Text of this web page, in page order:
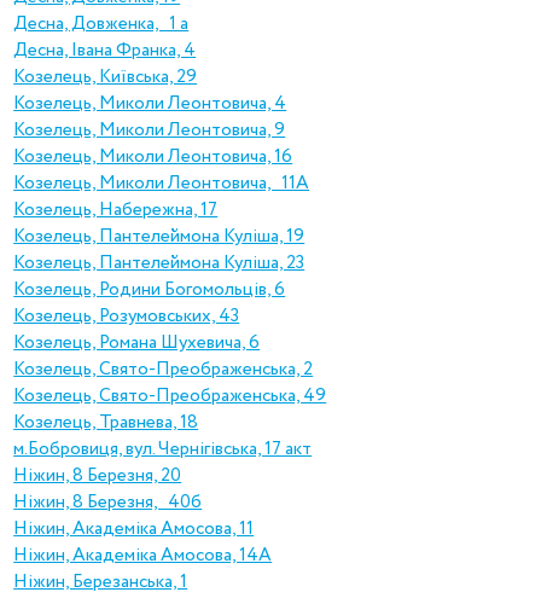
Десна, Довженка, 1 а
Десна, Івана Франка, 4
Козелець, Київська, 29
Козелець, Миколи Леонтовича, 4
Козелець, Миколи Леонтовича, 9
Козелець, Миколи Леонтовича, 16
Козелець, Миколи Леонтовича, 11А
Козелець, Набережна, 17
Козелець, Пантелеймона Куліша, 19
Козелець, Пантелеймона Куліша, 23
Козелець, Родини Богомольців, 6
Козелець, Розумовських, 43
Козелець, Романа Шухевича, 6
Козелець, Свято-Преображенська, 2
Козелець, Свято-Преображенська, 49
Козелець, Травнева, 18
м.Бобровиця, вул. Чернігівська, 17 акт
Ніжин, 8 Березня, 20
Ніжин, 8 Березня, 40б
Ніжин, Академіка Амосова, 11
Ніжин, Академіка Амосова, 14А
Ніжин, Березанська, 1